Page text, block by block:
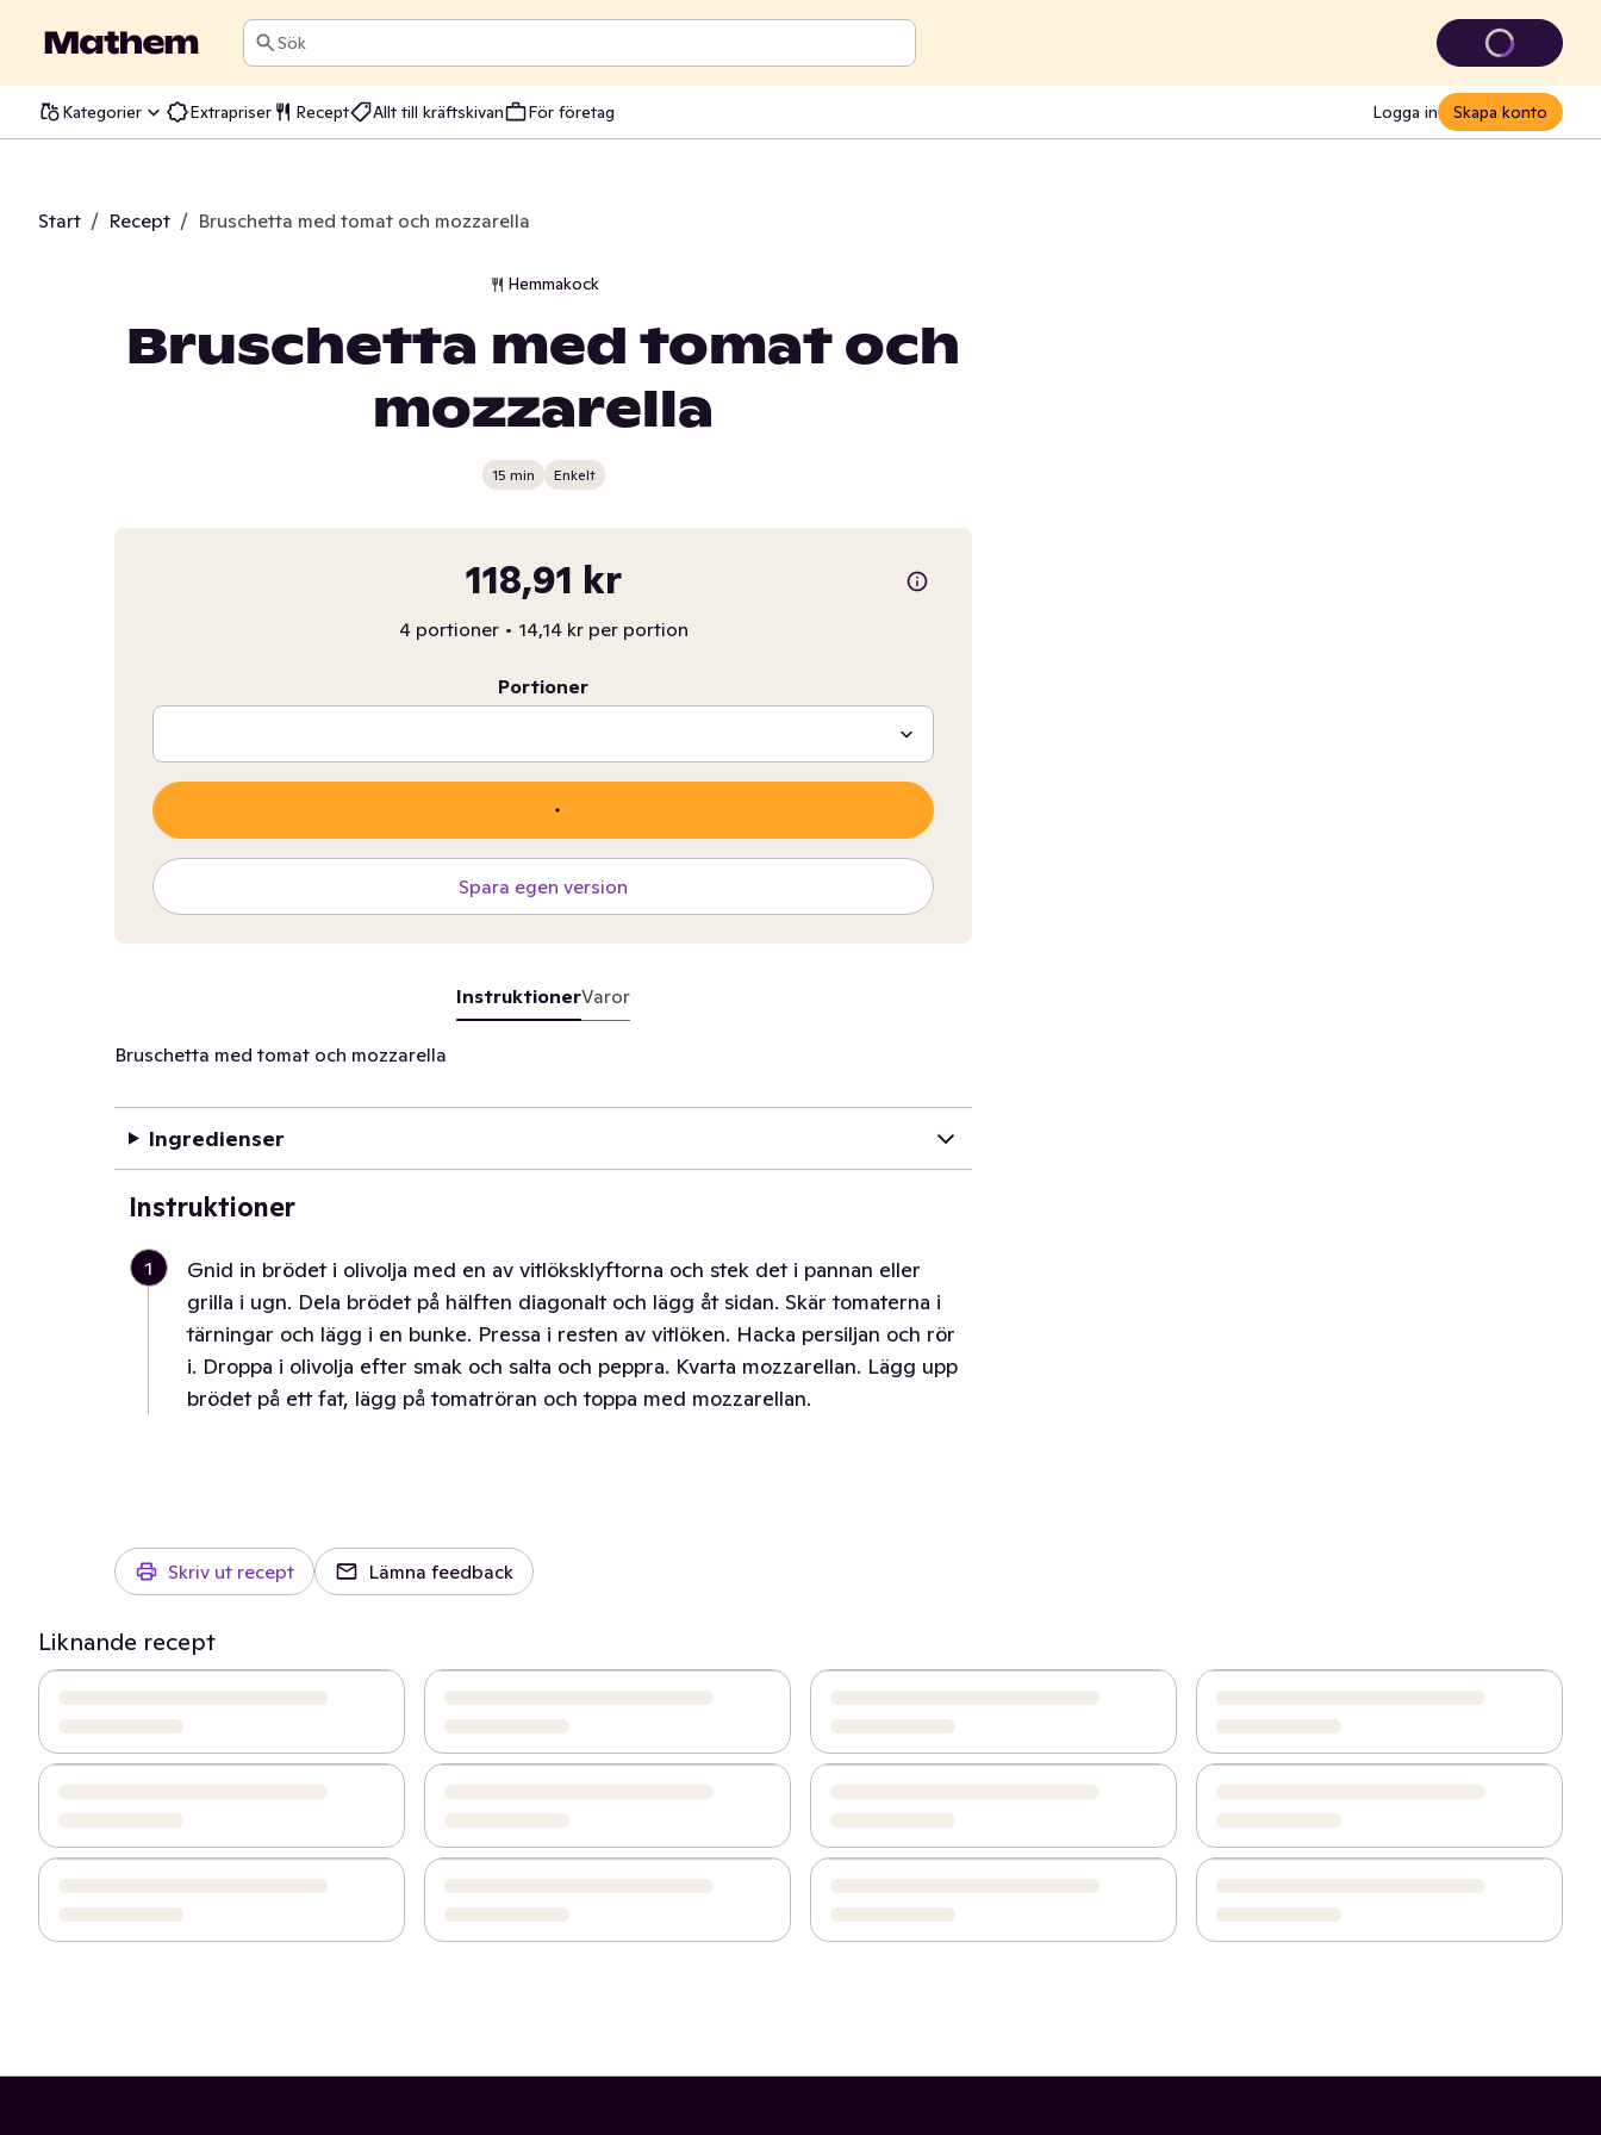
Sök
Kategorier Extrapriser Recept Allt till kräftskivan För företag Logga in Skapa konto
Start / Recept / Bruschetta med tomat och mozzarella
Hemmakock
Bruschetta med tomat och
mozzarella
15 min Enkelt
118,91 kr
4 portioner • 14,14 kr per portion
Portioner
Spara egen version
InstruktionerVaror
Bruschetta med tomat och mozzarella
Ingredienser
Instruktioner
1
Gnid in brödet i olivolja med en av vitlöksklyftorna och stek det i pannan eller
grilla i ugn. Dela brödet på hälften diagonalt och lägg åt sidan. Skär tomaterna i
tärningar och lägg i en bunke. Pressa i resten av vitlöken. Hacka persiljan och rör
i. Droppa i olivolja efter smak och salta och peppra. Kvarta mozzarellan. Lägg upp
brödet på ett fat, lägg på tomatröran och toppa med mozzarellan.
Skriv ut recept Lämna feedback
Liknande recept